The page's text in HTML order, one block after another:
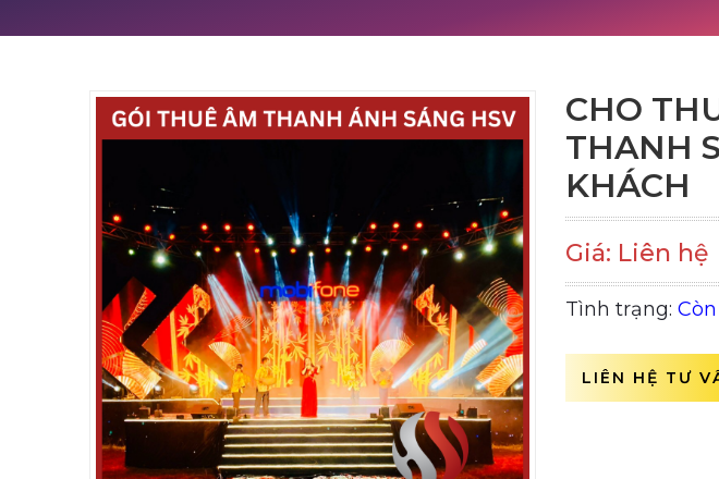
CHO
THANH
KHÁCH
Giá: Liên hệ
Tình trạng:
LIÊN HỆ TƯ